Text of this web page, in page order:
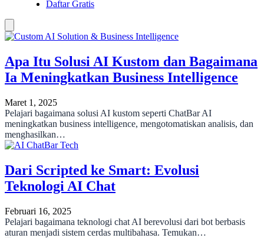
Daftar Gratis
Apa Itu Solusi AI Kustom dan Bagaimana
Ia Meningkatkan Business Intelligence
Maret 1, 2025
Pelajari bagaimana solusi AI kustom seperti ChatBar AI
meningkatkan business intelligence, mengotomatiskan analisis, dan
menghasilkan…
Dari Scripted ke Smart: Evolusi
Teknologi AI Chat
Februari 16, 2025
Pelajari bagaimana teknologi chat AI berevolusi dari bot berbasis
aturan menjadi sistem cerdas multibahasa. Temukan…